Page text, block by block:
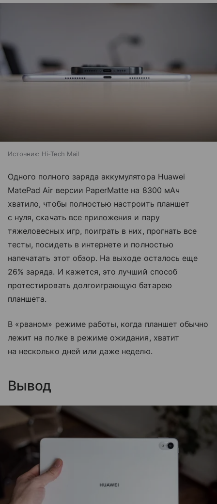
Источник: Hi-Tech Mail
Одного полного заряда аккумулятора Huawei
MatePad Air версии PaperMatte на 8300 мАч
хватило, чтобы полностью настроить планшет
с нуля, скачать все приложения и пару
тяжеловесных игр, поиграть в них, прогнать все
тесты, посидеть в интернете и полностью
напечатать этот обзор. На выходе осталось еще
26% заряда. И кажется, это лучший способ
протестировать долгоиграющую батарею
планшета.
В «рваном» режиме работы, когда планшет обычно
лежит на полке в режиме ожидания, хватит
на несколько дней или даже неделю.
Вывод